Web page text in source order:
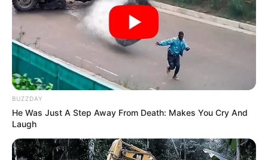
BUZZDAY
He Was Just A Step Away From Death: Makes You Cry And
Laugh